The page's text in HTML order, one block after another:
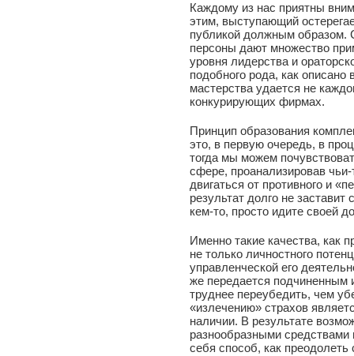
Каждому из нас приятны
этим, выступающий
публикой должным образом.
персоны дают множество
уровня лидерства и
подобного рода, как
мастерства удается не
конкурирующих фирмах.
Принцип образования
это, в первую очередь, в
тогда мы можем
сфере, проанализировав
двигаться от противного и
результат долго не
кем-то, просто идите своей
Именно такие качества, как
не только личностного
управленческой его
же передается подчиненным
труднее переубедить, чем
«излечению» страхов
наличии. В результате
разнообразными
себя способ, как преодолеть